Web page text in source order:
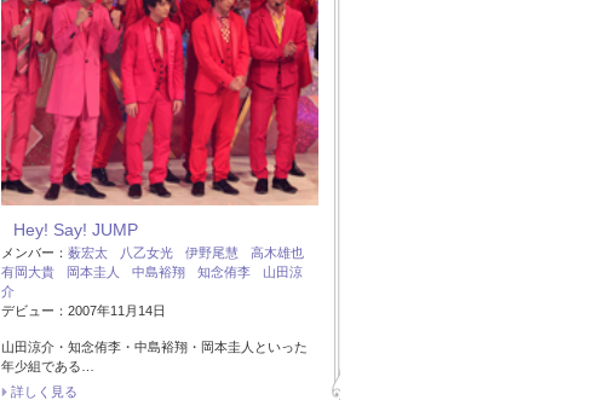
Hey! Say! JUMP
メンバー： 薮宏太 八乙女光 伊野尾慧
高木雄也
有岡大貴
岡本圭人 中島裕翔 知念侑李
山田涼
介
デビュー：2007年11月14日
山田涼介・知念侑李・中島裕翔・岡本圭人といった
年少組である…
詳しく見る